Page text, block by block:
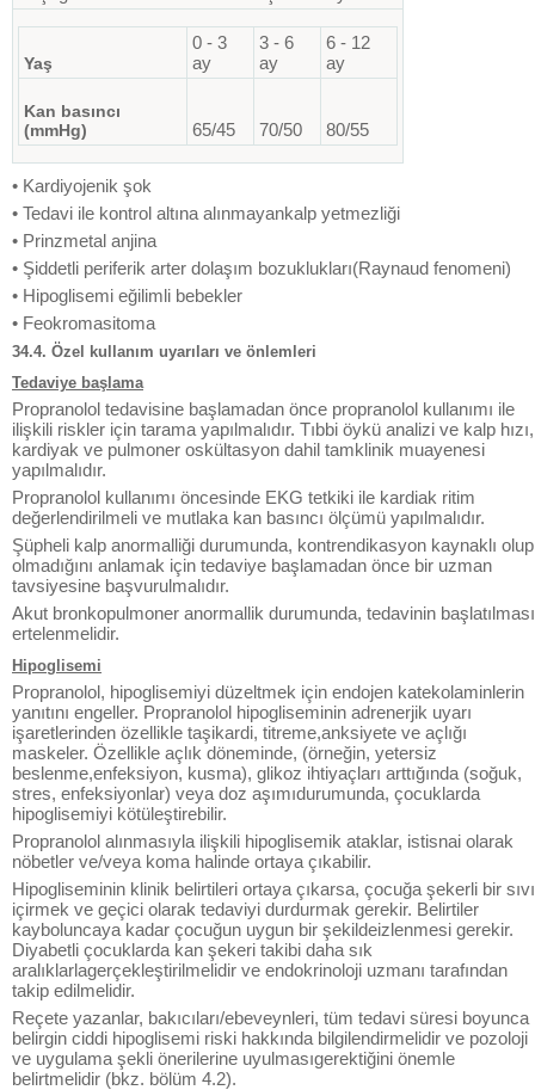
Yaş
0 - 3
ay
3 - 6
ay
6 - 12
ay
Kan basıncı
(mmHg)
65/45 70/50 80/55
• Kardiyojenik şok
• Tedavi ile kontrol altına alınmayankalp yetmezliği
• Prinzmetal anjina
• Şiddetli periferik arter dolaşım bozuklukları(Raynaud fenomeni)
• Hipoglisemi eğilimli bebekler
• Feokromasitoma
34.4. Özel kullanım uyarıları ve önlemleri
Tedaviye başlama
Propranolol tedavisine başlamadan önce propranolol kullanımı ile
ilişkili riskler için tarama yapılmalıdır. Tıbbi öykü analizi ve kalp hızı,
kardiyak ve pulmoner oskültasyon dahil tamklinik muayenesi
yapılmalıdır.
Propranolol kullanımı öncesinde EKG tetkiki ile kardiak ritim
değerlendirilmeli ve mutlaka kan basıncı ölçümü yapılmalıdır.
Şüpheli kalp anormalliği durumunda, kontrendikasyon kaynaklı olup
olmadığını anlamak için tedaviye başlamadan önce bir uzman
tavsiyesine başvurulmalıdır.
Akut bronkopulmoner anormallik durumunda, tedavinin başlatılması
ertelenmelidir.
Hipoglisemi
Propranolol, hipoglisemiyi düzeltmek için endojen katekolaminlerin
yanıtını engeller. Propranolol hipogliseminin adrenerjik uyarı
işaretlerinden özellikle taşikardi, titreme,anksiyete ve açlığı
maskeler. Özellikle açlık döneminde, (örneğin, yetersiz
beslenme,enfeksiyon, kusma), glikoz ihtiyaçları arttığında (soğuk,
stres, enfeksiyonlar) veya doz aşımıdurumunda, çocuklarda
hipoglisemiyi kötüleştirebilir.
Propranolol alınmasıyla ilişkili hipoglisemik ataklar, istisnai olarak
nöbetler ve/veya koma halinde ortaya çıkabilir.
Hipogliseminin klinik belirtileri ortaya çıkarsa, çocuğa şekerli bir sıvı
içirmek ve geçici olarak tedaviyi durdurmak gerekir. Belirtiler
kayboluncaya kadar çocuğun uygun bir şekildeizlenmesi gerekir.
Diyabetli çocuklarda kan şekeri takibi daha sık
aralıklarlagerçekleştirilmelidir ve endokrinoloji uzmanı tarafından
takip edilmelidir.
Reçete yazanlar, bakıcıları/ebeveynleri, tüm tedavi süresi boyunca
belirgin ciddi hipoglisemi riski hakkında bilgilendirmelidir ve pozoloji
ve uygulama şekli önerilerine uyulmasıgerektiğini önemle
belirtmelidir (bkz. bölüm 4.2).